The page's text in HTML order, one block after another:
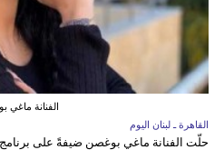
الفنانة ماغي
القاهرة ـ لبنان اليوم
حلّت الفنانة ماغي بوغصن ضيفةً على